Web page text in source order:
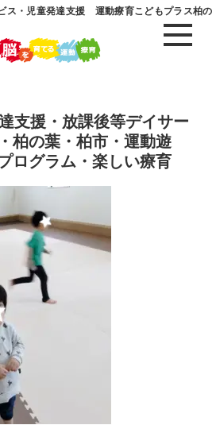
ス・児童発達支援 運動療育こどもプラス柏の
支援・放課後等デイサー
柏の葉・柏市・運動遊
ログラム・楽しい療育